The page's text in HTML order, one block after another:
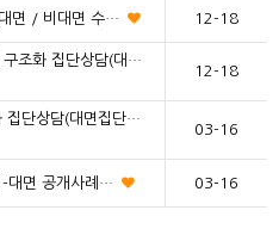
면 / 비대면 수… 12-18
구조화 집단상담(대…
12-18
집단상담(대면집단…
03-16
대면 공개사례… 03-16